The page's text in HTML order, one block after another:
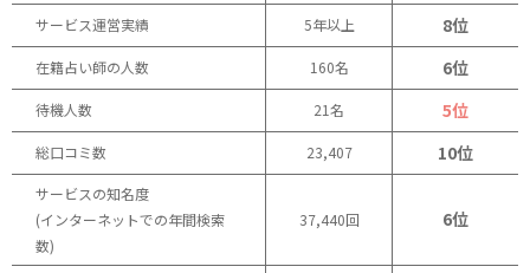
サービス運営実績 5年以上 8位
在籍占い師の人数 160名 6位
待機人数 21名 5位
総口コミ数 23,407 10位
サービスの知名度
(インターネットでの年間検索
数)
37,440回 6位